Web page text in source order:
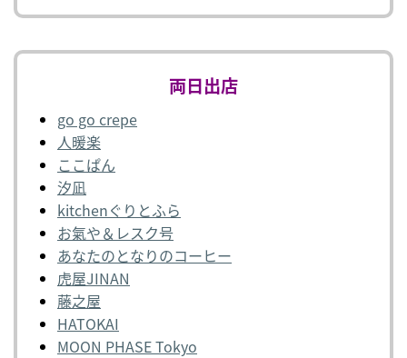
両日出店
go go crepe
人暖楽
ここぱん
汐凪
kitchenぐりとふら
お氣や＆レスク号
あなたのとなりのコーヒー
虎屋JINAN
藤之屋
HATOKAI
MOON PHASE Tokyo